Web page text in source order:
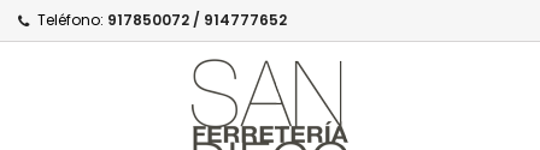
Teléfono: 917850072 / 914777652